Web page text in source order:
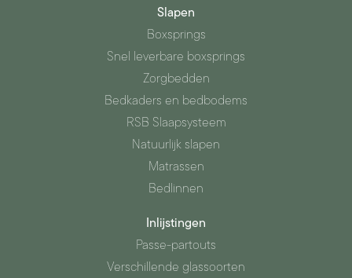
Slapen
Boxsprings
Snel leverbare boxsprings
Zorgbedden
Bedkaders en bedbodems
RSB Slaapsysteem
Natuurlijk slapen
Matrassen
Bedlinnen
Inlijstingen
Passe-partouts
Verschillende glassoorten